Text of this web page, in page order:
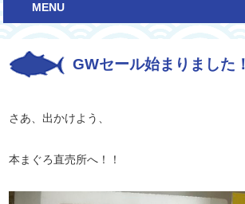
MENU
GWセール始まりました！
さあ、出かけよう、
本まぐろ直売所へ！！